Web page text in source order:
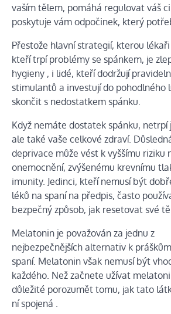
vaším tělem, pomáhá regulovat váš
poskytuje vám odpočinek, který
Přestože hlavní strategií, kterou
kteří trpí problémy se spánkem, je
hygieny , i lidé, kteří dodržují
stimulantů a investují do pohodlného
skončit s nedostatkem spánku.
Když nemáte dostatek spánku, netrpí
ale také vaše celkové zdraví.
deprivace může vést k vyššímu riziku
onemocnění, zvýšenému krevnímu
imunity. Jedinci, kteří nemusí být
léků na spaní na předpis, často
bezpečný způsob, jak resetovat své
Melatonin je považován za jednu z
nejbezpečnějších alternativ k práškům
spaní. Melatonin však nemusí být
každého. Než začnete užívat
důležité porozumět tomu, jak tato
ní spojená .